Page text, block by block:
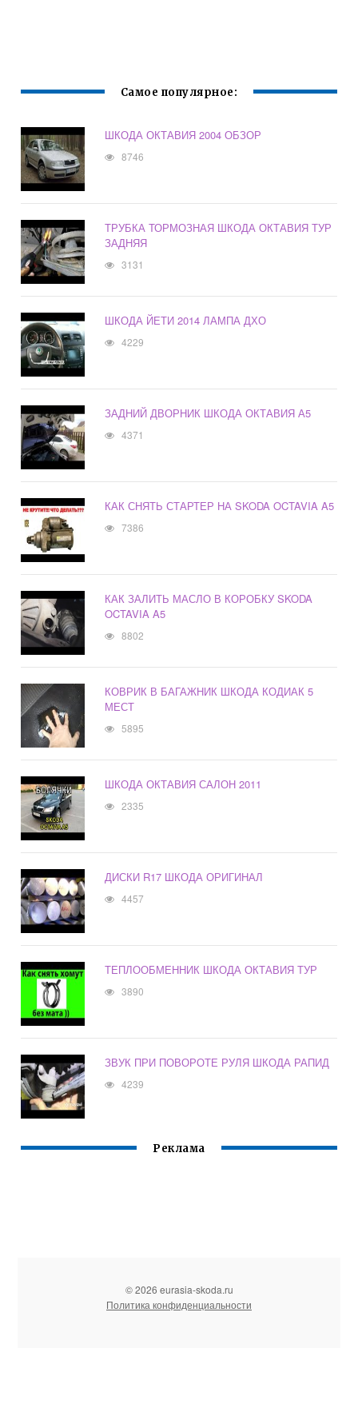
Самое популярное:
ШКОДА ОКТАВИЯ 2004 ОБЗОР
8746
ТРУБКА ТОРМОЗНАЯ ШКОДА ОКТАВИЯ ТУР
ЗАДНЯЯ
3131
ШКОДА ЙЕТИ 2014 ЛАМПА ДХО
4229
ЗАДНИЙ ДВОРНИК ШКОДА ОКТАВИЯ А5
4371
КАК СНЯТЬ СТАРТЕР НА SKODA OCTAVIA A5
7386
КАК ЗАЛИТЬ МАСЛО В КОРОБКУ SKODA
OCTAVIA A5
8802
КОВРИК В БАГАЖНИК ШКОДА КОДИАК 5
МЕСТ
5895
ШКОДА ОКТАВИЯ САЛОН 2011
2335
ДИСКИ R17 ШКОДА ОРИГИНАЛ
4457
ТЕПЛООБМЕННИК ШКОДА ОКТАВИЯ ТУР
3890
ЗВУК ПРИ ПОВОРОТЕ РУЛЯ ШКОДА РАПИД
4239
Реклама
© 2026 eurasia-skoda.ru
Политика конфиденциальности